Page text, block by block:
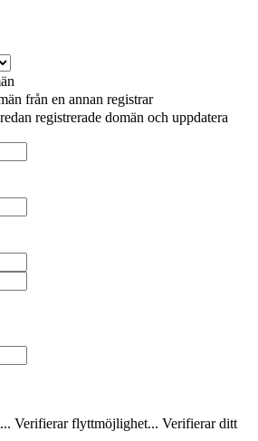
från en annan registrar
registrerade domän och uppdatera
Verifierar flyttmöjlighet... Verifierar ditt